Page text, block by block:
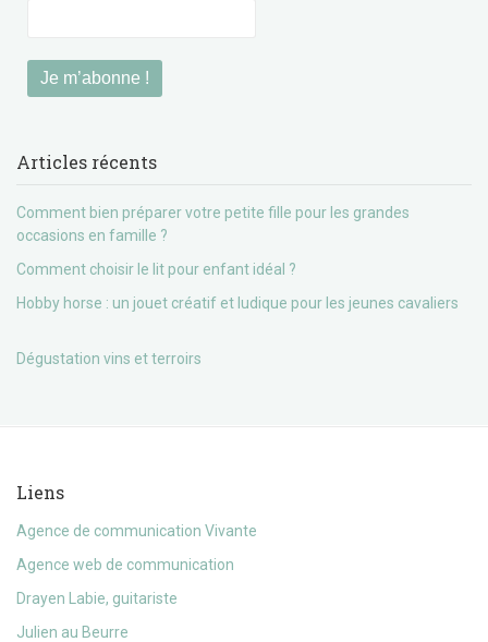
Articles récents
Comment bien préparer votre petite fille pour les grandes
occasions en famille ?
Comment choisir le lit pour enfant idéal ?
Hobby horse : un jouet créatif et ludique pour les jeunes cavaliers
Dégustation vins et terroirs
Liens
Agence de communication Vivante
Agence web de communication
Drayen Labie, guitariste
Julien au Beurre